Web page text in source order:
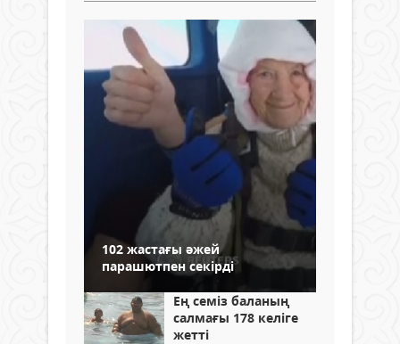
102 жастағы әжей
парашютпен секірді
Ең семіз баланың
салмағы 178 келіге
жетті